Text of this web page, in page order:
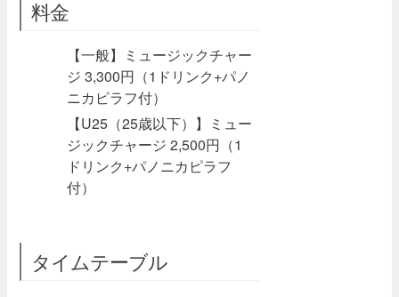
料金
【一般】ミュージックチャー
ジ 3,300円（1ドリンク+パノ
ニカピラフ付）
【U25（25歳以下）】ミュー
ジックチャージ 2,500円（1
ドリンク+パノニカピラフ
付）
タイムテーブル